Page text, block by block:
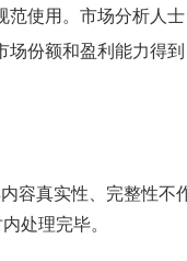
范使用。市场分析人士
份额和盈利能力得到
容真实性、完整性不
处理完毕。